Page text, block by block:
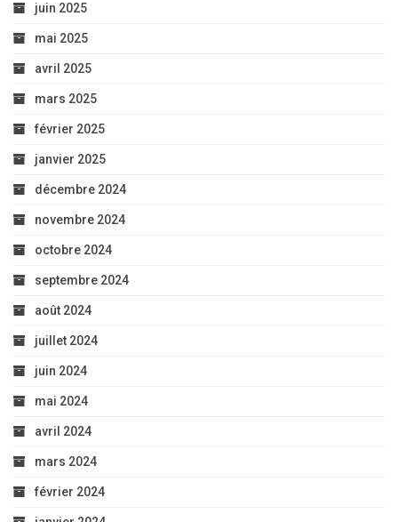
juin 2025
mai 2025
avril 2025
mars 2025
février 2025
janvier 2025
décembre 2024
novembre 2024
octobre 2024
septembre 2024
août 2024
juillet 2024
juin 2024
mai 2024
avril 2024
mars 2024
février 2024